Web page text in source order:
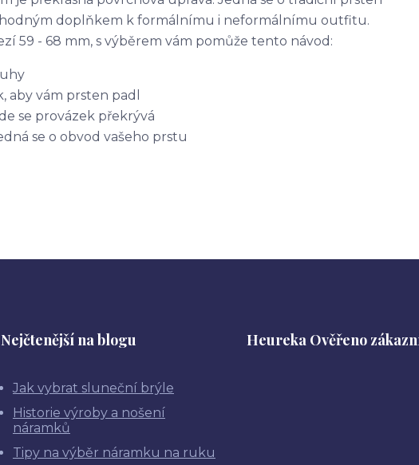
doplňkem k formálnímu i neformálnímu outfitu.
59 - 68 mm, s výběrem vám pomůže tento návod:
aby vám prsten padl
se provázek překrývá
se o obvod vašeho prstu
Nejčtenější na blogu
Jak vybrat sluneční brýle
Historie výroby a nošení
náramků
Tipy na výběr náramku na ruku
Heureka Ověřeno